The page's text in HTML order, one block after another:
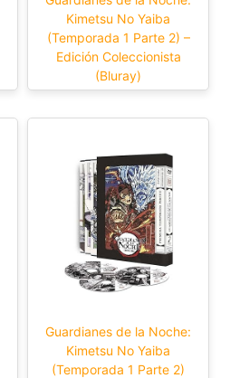
Kimetsu No Yaiba
(Temporada 1 Parte 2) –
Edición Coleccionista
(Bluray)
Guardianes de la Noche:
Kimetsu No Yaiba
(Temporada 1 Parte 2)